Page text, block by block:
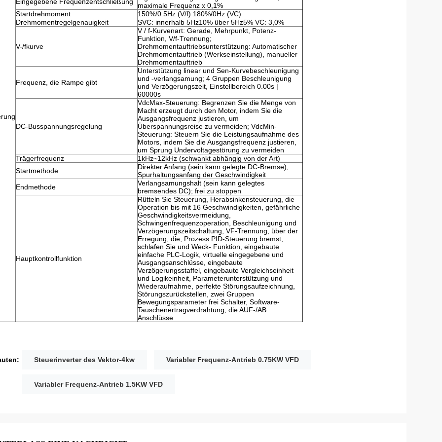
maximale Frequenz x 0,1%
Startdrehmoment
150%/0.5Hz (V/f) 180%/0Hz (VC)
Drehmomentregelgenauigkeit
SVC: innerhalb 5Hz10% über 5Hz5% VC: 3,0%
V-/fkurve
V / f-Kurvenart: Gerade, Mehrpunkt, Potenz-
Funktion, V/f-Trennung;
Drehmomentauftriebsunterstützung: Automatischer
Drehmomentauftrieb (Werkseinstellung), manueller
Drehmomentauftrieb
Frequenz, die Rampe gibt
Unterstützung linear und Sen-Kurvebeschleunigung
und -verlangsamung; 4 Gruppen Beschleunigung
und Verzögerungszeit, Einstellbereich 0.00s |
60000s
DC-Busspannungsregelung
VdcMax-Steuerung: Begrenzen Sie die Menge von
Macht erzeugt durch den Motor, indem Sie die
Ausgangsfrequenz justieren, um
Überspannungsreise zu vermeiden; VdcMin-
Steuerung: Steuern Sie die Leistungsaufnahme des
Motors, indem Sie die Ausgangsfrequenz justieren,
um Sprung Undervoltagestörung zu vermeiden
Trägerfrequenz
1kHz~12kHz (schwankt abhängig von der Art)
Startmethode
Direkter Anfang (sein kann gelegte DC-Bremse);
Spurhaltungsanfang der Geschwindigkeit
Endmethode
Verlangsamungshalt (sein kann gelegtes
bremsendes DC); frei zu stoppen
Hauptkontrollfunktion
Rütteln Sie Steuerung, Herabsinkensteuerung, die
Operation bis mit 16 Geschwindigkeiten, gefährliche
Geschwindigkeitsvermeidung,
Schwingenfrequenzoperation, Beschleunigung und
Verzögerungszeitschaltung, VF-Trennung, über der
Erregung, die, Prozess PID-Steuerung bremst,
schlafen Sie und Weck- Funktion, eingebaute
einfache PLC-Logik, virtuelle eingegebene und
Ausgangsanschlüsse, eingebaute
Verzögerungsstaffel, eingebaute Vergleichseinheit
und Logikeinheit, Parameterunterstützung und
Wiederaufnahme, perfekte Störungsaufzeichnung,
Störungszurückstellen, zwei Gruppen
Bewegungsparameter frei Schalter, Software-
Tauschenertragverdrahtung, die AUF-/AB
Anschlüsse
Steuerinverter des Vektor-4kw Variabler Frequenz-Antrieb 0.75KW VFD
Variabler Frequenz-Antrieb 1.5KW VFD